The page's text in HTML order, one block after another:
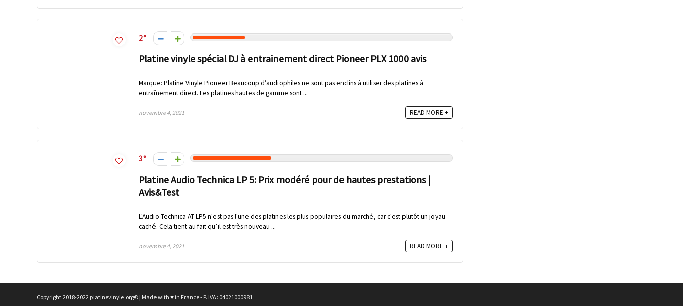
2
Platine vinyle spécial DJ à entrainement direct Pioneer PLX 1000 avis
Marque: Platine Vinyle Pioneer Beaucoup d’audiophiles ne sont pas enclins à utiliser des platines à
entraînement direct. Les platines hautes de gamme sont ...
novembre 4, 2021 READ MORE +
3
Platine Audio Technica LP 5: Prix modéré pour de hautes prestations |
Avis&Test
L'Audio-Technica AT-LP5 n'est pas l'une des platines les plus populaires du marché, car c'est plutôt un joyau
caché. Cela tient au fait qu’il est très nouveau ...
novembre 4, 2021 READ MORE +
Copyright 2018-2022 platinevinyle.org© | Made with ♥ in France - P. IVA: 04021000981